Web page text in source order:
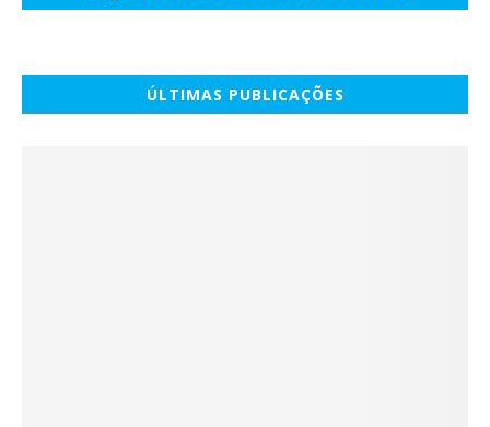
ÚLTIMAS PUBLICAÇÕES